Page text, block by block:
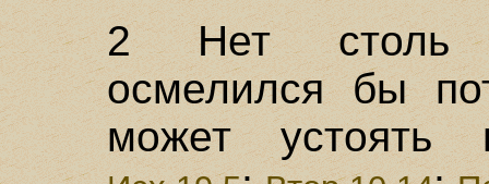
2 Нет столь
осмелился бы
может